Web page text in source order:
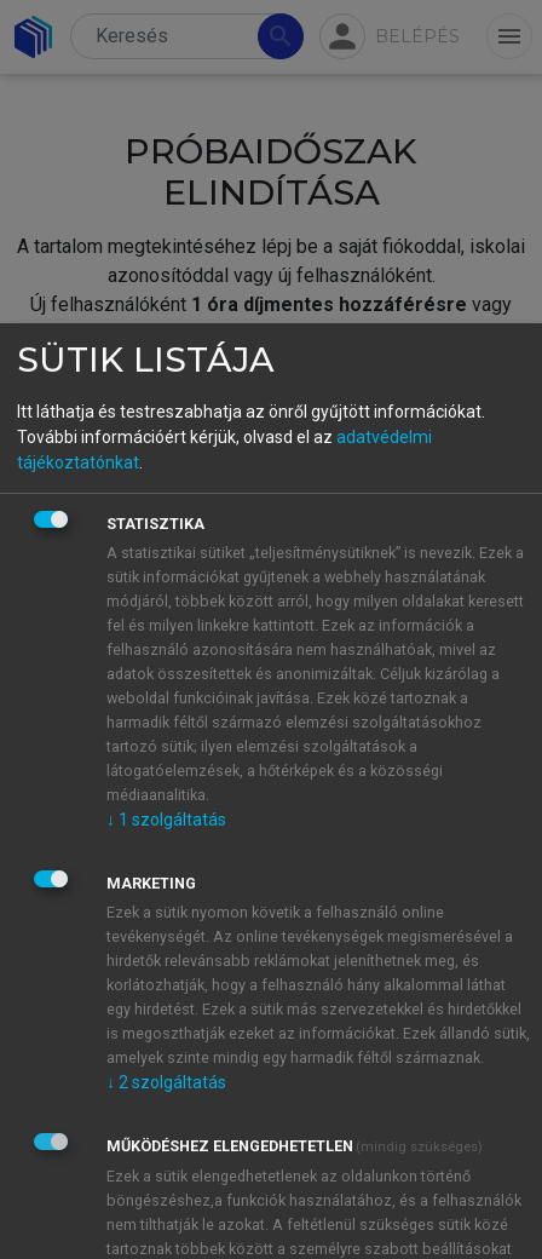
search person BELÉPÉS menu
PRÓBAIDŐSZAK
ELINDÍTÁSA
A tartalom megtekintéséhez lépj be a saját fiókoddal, iskolai
azonosítóddal vagy új felhasználóként.
Új felhasználóként 1 óra díjmentes hozzáférésre vagy
fiókoddal,vagy hozz létre új fiókot.
A regisztráció után apróbaidőszakautomatikusan
BELÉPÉS SAJÁT FIÓKKAL
ÚJ FIÓK LÉTREHOZÁSA
1 óra díjmentes hozzáférés
E-MAIL-CÍM
JELSZÓ
JELSZÓ ÚJRA
Kérek értesítést a MeRSZ újdonságairól, akcióiról.
Kérek értesítést az Akadémiai Kiadó Zrt. újdonságairól,
Adatkezelési tájékoztatóbanfoglaltakat tudomásul
veszem és elfogadom.
Általános vásárlási feltételeket, valamint a szotar.netés a
mersz.huoldalak licencszerződéseiben foglaltakat
tudomásul veszem és elfogadom.
SÜTIK LISTÁJA
Itt láthatja és testreszabhatja az önről gyűjtött információkat.
További információért kérjük, olvasd el az adatvédelmi
tájékoztatónkat
STATISZTIKA
A statisztikai sütiket „teljesítménysütiknek” is nevezik. Ezek a
sütik információkat gyűjtenek a webhely használatának
módjáról, többek között arról, hogy milyen oldalakat keresett
fel és milyen linkekre kattintott. Ezek az információk a
felhasználó azonosítására nem használhatóak, mivel az
adatok összesítettek és anonimizáltak. Céljuk kizárólag a
weboldal funkcióinak javítása. Ezek közé tartoznak a
harmadik féltől származó elemzési szolgáltatásokhoz
tartozó sütik; ilyen elemzési szolgáltatások a
látogatóelemzések, a hőtérképek és a közösségi
médiaanalitika.
↓ 1 szolgáltatás
MARKETING
Ezek a sütik nyomon követik a felhasználó online
tevékenységét. Az online tevékenységek megismerésével a
hirdetők relevánsabb reklámokat jeleníthetnek meg, és
korlátozhatják, hogy a felhasználó hány alkalommal láthat
egy hirdetést. Ezek a sütik más szervezetekkel és hirdetőkkel
is megoszthatják ezeket az információkat. Ezek állandó sütik,
amelyek szinte mindig egy harmadik féltől származnak.
↓ 2 szolgáltatás
MŰKÖDÉSHEZ ELENGEDHETETLEN (mindig szükséges)
Ezek a sütik elengedhetetlenek az oldalunkon történő
böngészéshez,a funkciók használatához, és a felhasználók
nem tilthatják le azokat. A feltétlenül szükséges sütik közé
tartoznak többek között a személyre szabott beállításokat